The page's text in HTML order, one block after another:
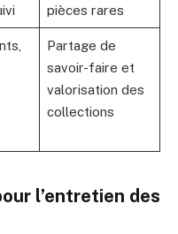
pièces rares
Partage de
savoir-faire et
valorisation des
collections
l’entretien des